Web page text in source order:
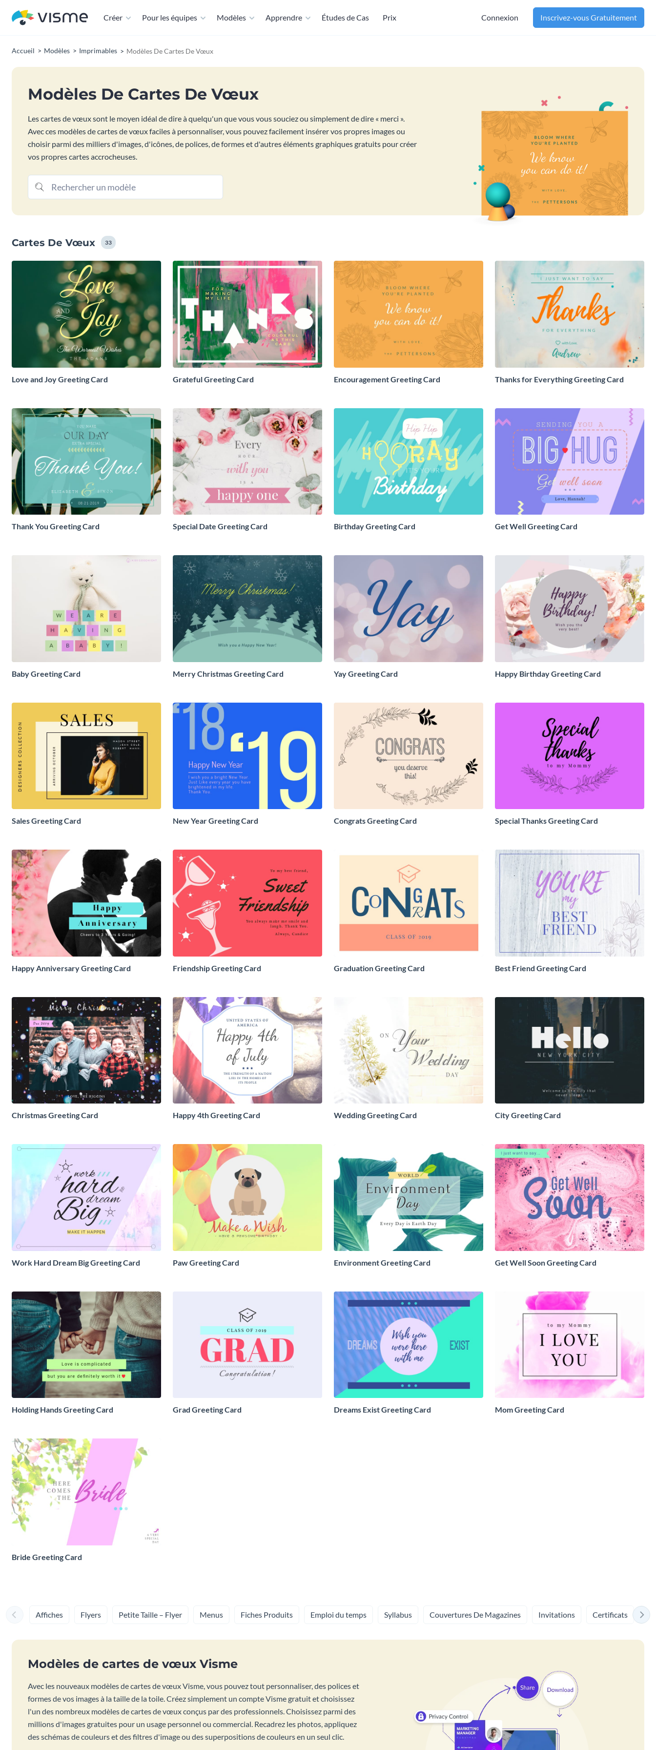
Créer Pour les équipes Modèles Apprendre Études de Cas Prix Connexion Inscrivez-vous Gratuitement
Accueil Modèles Imprimables Modèles De Cartes De Vœux
Modèles De Cartes De Vœux
Les cartes de vœux sont le moyen idéal de dire à quelqu'un que vous vous souciez ou simplement de dire « merci ».
Avec ces modèles de cartes de vœux faciles à personnaliser, vous pouvez facilement insérer vos propres images ou
choisir parmi des milliers d'images, d'icônes, de polices, de formes et d'autres éléments graphiques gratuits pour créer
vos propres cartes accrocheuses.
Cartes De Vœux 33
Love and Joy Greeting Card Grateful Greeting Card Encouragement Greeting Card Thanks for Everything Greeting Card
Thank You Greeting Card Special Date Greeting Card Birthday Greeting Card Get Well Greeting Card
Baby Greeting Card Merry Christmas Greeting Card Yay Greeting Card Happy Birthday Greeting Card
Sales Greeting Card New Year Greeting Card Congrats Greeting Card Special Thanks Greeting Card
Happy Anniversary Greeting Card Friendship Greeting Card Graduation Greeting Card Best Friend Greeting Card
Christmas Greeting Card Happy 4th Greeting Card Wedding Greeting Card City Greeting Card
Work Hard Dream Big Greeting Card Paw Greeting Card Environment Greeting Card Get Well Soon Greeting Card
Holding Hands Greeting Card Grad Greeting Card Dreams Exist Greeting Card Mom Greeting Card
Bride Greeting Card
Affiches Flyers Petite Taille – Flyer Menus Fiches Produits Emploi du temps Syllabus Couvertures De Magazines Invitations Certificats
Modèles de cartes de vœux Visme
Avec les nouveaux modèles de cartes de vœux Visme, vous pouvez tout personnaliser, des polices et
formes de vos images à la taille de la toile. Créez simplement un compte Visme gratuit et choisissez
l'un des nombreux modèles de cartes de vœux conçus par des professionnels. Choisissez parmi des
millions d'images gratuites pour un usage personnel ou commercial. Recadrez les photos, appliquez
des schémas de couleurs et des filtres d'image ou des superpositions de couleurs en un seul clic.